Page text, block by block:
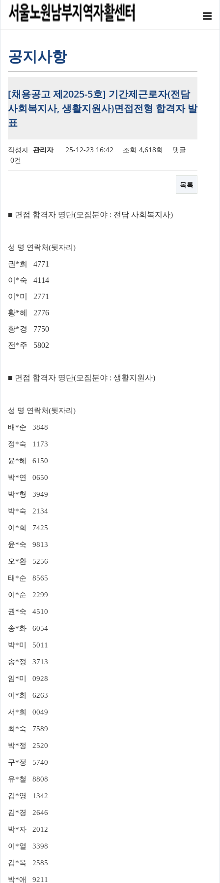
공지사항
[채용공고 제2025-5호] 기간제근로자(전담
사회복지사, 생활지원사)면접전형 합격자 발
표
작성자 관리자 25-12-23 16:42 조회 4,618회
댓글
0건
목록
■ 면접 합격자 명단(모집분야 : 전담 사회복지사)
성 명 연락처(뒷자리)
권*희 4771
이*숙 4114
이*미 2771
황*혜 2776
황*경 7750
전*주 5802
■ 면접 합격자 명단(모집분야 : 생활지원사)
성 명 연락처(뒷자리)
배*순 3848
정*숙 1173
윤*혜 6150
박*연 0650
박*형 3949
박*숙 2134
이*희 7425
윤*숙 9813
오*환 5256
태*순 8565
이*순 2299
권*숙 4510
송*화 6054
박*미 5011
송*정 3713
임*미 0928
이*희 6263
서*희 0049
최*숙 7589
박*정 2520
구*정 5740
유*철 8808
김*영 1342
김*경 2646
박*자 2012
이*열 3398
김*옥 2585
박*애 9211